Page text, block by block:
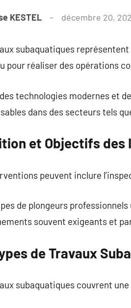
KESTEL décembre 20,
subaquatiques
pour réaliser des opérations
technologies modernes et
dans des secteurs tels
et Objectifs des
peuvent inclure
de plongeurs
souvent exigeants et
de Travaux
subaquatiques couvrent